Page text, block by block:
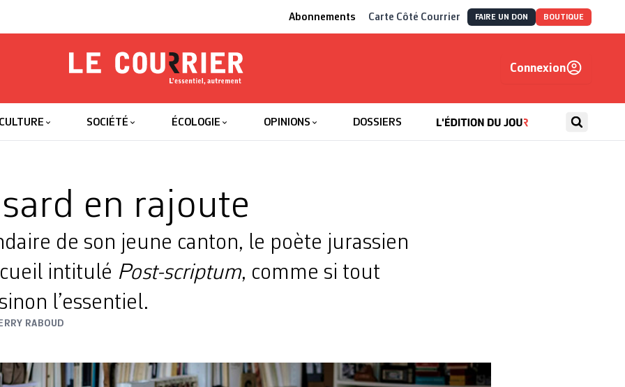
Abonnements Carte Côté Courrier FAIRE UN DON BOUTIQUE
Le Courrier
Connexion
CULTURE SOCIÉTÉ ÉCOLOGIE OPINIONS DOSSIERS
en rajoute
de son jeune canton, le poète jurassien
intitulé Post-scriptum, comme si tout
l’essentiel.
RABOUD